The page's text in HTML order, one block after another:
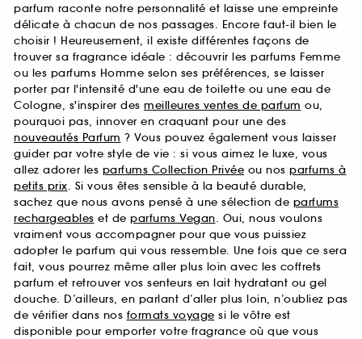
parfum raconte notre personnalité et laisse une empreinte
délicate à chacun de nos passages. Encore faut-il bien le
choisir ! Heureusement, il existe différentes façons de
trouver sa fragrance idéale : découvrir les parfums Femme
ou les parfums Homme selon ses préférences, se laisser
porter par l'intensité d'une eau de toilette ou une eau de
Cologne, s'inspirer des meilleures ventes de parfum ou,
pourquoi pas, innover en craquant pour une des
nouveautés Parfum ? Vous pouvez également vous laisser
guider par votre style de vie : si vous aimez le luxe, vous
allez adorer les parfums Collection Privée ou nos parfums à
petits prix. Si vous êtes sensible à la beauté durable,
sachez que nous avons pensé à une sélection de parfums
rechargeables et de parfums Vegan. Oui, nous voulons
vraiment vous accompagner pour que vous puissiez
adopter le parfum qui vous ressemble. Une fois que ce sera
fait, vous pourrez même aller plus loin avec les coffrets
parfum et retrouver vos senteurs en lait hydratant ou gel
douche. D’ailleurs, en parlant d’aller plus loin, n’oubliez pas
de vérifier dans nos formats voyage si le vôtre est
disponible pour emporter votre fragrance où que vous